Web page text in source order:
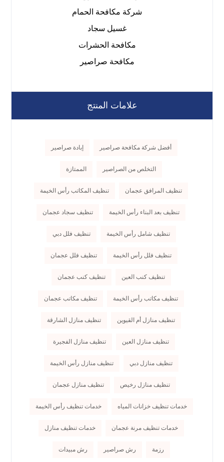
شركة مكافحة الحمام
غسيل سجاد
مكافحة الحشرات
مكافحة صراصير
علامات المنتج
أفضل شركة مكافحة صراصير إبادة صراصير
التخلص من الصراصير الممتازة
تنظيف المرافق عجمان تنظيف المكاتب رأس الخيمة
تنظيف بعد البناء رأس الخيمة تنظيف سجاد عجمان
تنظيف شامل رأس الخيمة تنظيف فلل دبي
تنظيف فلل رأس الخيمة تنظيف فلل عجمان
تنظيف كنب العين تنظيف كنب عجمان
تنظيف مكاتب رأس الخيمة تنظيف مكاتب عجمان
تنظيف منازل أم القيوين تنظيف منازل الشارقة
تنظيف منازل العين تنظيف منازل الفجيرة
تنظيف منازل دبي تنظيف منازل رأس الخيمة
تنظيف منازل رخيص تنظيف منازل عجمان
خدمات تنظيف خزانات المياه خدمات تنظيف رأس الخيمة
خدمات تنظيف مرنة عجمان خدمات تنظيف منازل
رزمة رش صراصير رش مبيدات